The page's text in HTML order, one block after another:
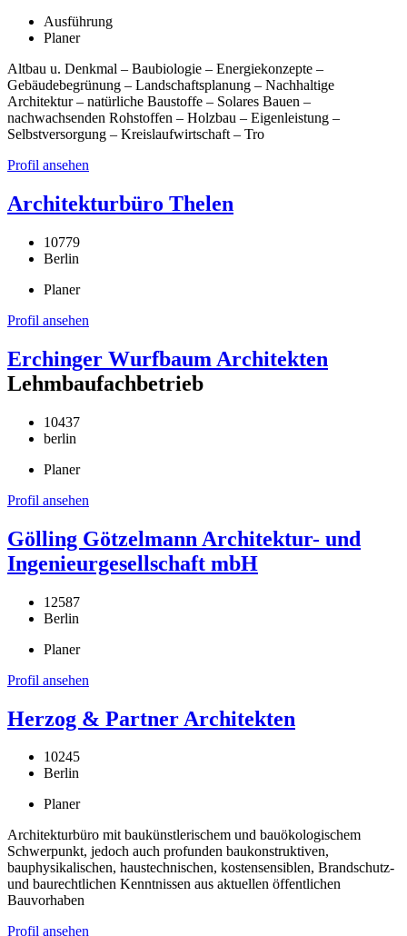
Ausführung
Planer
Altbau u. Denkmal – Baubiologie – Energiekonzepte –
Gebäudebegrünung – Landschaftsplanung – Nachhaltige
Architektur – natürliche Baustoffe – Solares Bauen –
nachwachsenden Rohstoffen – Holzbau – Eigenleistung –
Selbstversorgung – Kreislaufwirtschaft – Tro
Profil ansehen
Architekturbüro Thelen
10779
Berlin
Planer
Profil ansehen
Erchinger Wurfbaum Architekten
Lehmbaufachbetrieb
10437
berlin
Planer
Profil ansehen
Gölling Götzelmann Architektur- und
Ingenieurgesellschaft mbH
12587
Berlin
Planer
Profil ansehen
Herzog & Partner Architekten
10245
Berlin
Planer
Architekturbüro mit baukünstlerischem und bauökologischem
Schwerpunkt, jedoch auch profunden baukonstruktiven,
bauphysikalischen, haustechnischen, kostensensiblen, Brandschutz-
und baurechtlichen Kenntnissen aus aktuellen öffentlichen
Bauvorhaben
Profil ansehen